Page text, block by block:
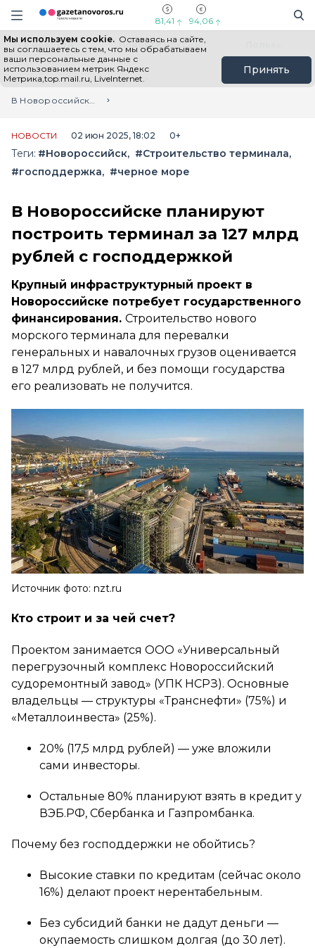
Информационный портал "ГазетаНоворос.ру"
Навигация сайта
81,41 94,06
Мы используем cookie. Оставаясь на сайте,
вы соглашаетесь с тем, что мы обрабатываем
ваши персональные данные с
использованием метрик Яндекс
Метрика,top.mail.ru, LiveInternet.
Принять
Все новости Новости России
Главная
Лента новостей
В Новороссийске планируют построить терминал за 127 млрд рублей с господдержкой
НОВОСТИ 02 июн 2025, 18:02 0+
Теги: #Новороссийск
#Строительство терминала
#господдержка
#черное море
В Новороссийске планируют
построить терминал за 127 млрд
рублей с господдержкой
Крупный инфраструктурный проект в
Новороссийске потребует государственного
финансирования. Строительство нового
морского терминала для перевалки
генеральных и навалочных грузов оценивается
в 127 млрд рублей, и без помощи государства
его реализовать не получится.
Источник фото: nzt.ru
Кто строит и за чей счет?
Проектом занимается ООО «Универсальный
перегрузочный комплекс Новороссийский
судоремонтный завод» (УПК НСРЗ). Основные
владельцы — структуры «Транснефти» (75%) и
«Металлоинвеста» (25%).
20% (17,5 млрд рублей) — уже вложили
сами инвесторы.
Остальные 80% планируют взять в кредит у
ВЭБ.РФ, Сбербанка и Газпромбанка.
Почему без господдержки не обойтись?
Высокие ставки по кредитам (сейчас около
16%) делают проект нерентабельным.
Без субсидий банки не дадут деньги —
окупаемость слишком долгая (до 30 лет).